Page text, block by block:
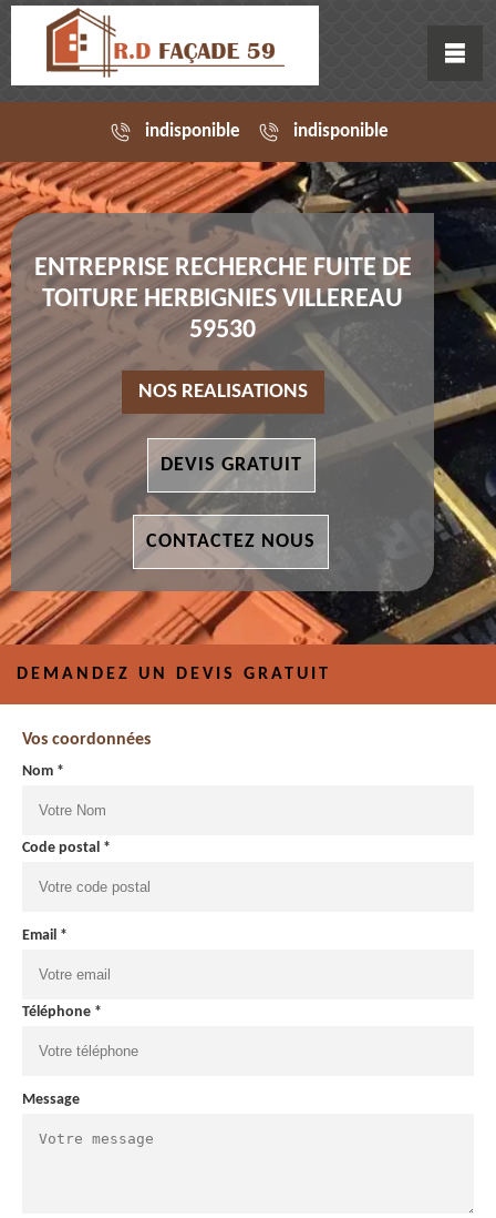
indisponible indisponible
ENTREPRISE RECHERCHE FUITE DE
TOITURE HERBIGNIES VILLEREAU
59530
NOS REALISATIONS
DEVIS GRATUIT
CONTACTEZ NOUS
DEMANDEZ UN DEVIS GRATUIT
Vos coordonnées
Nom *
Code postal *
Email *
Téléphone *
Message